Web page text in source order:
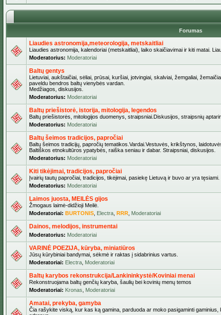
Forumas
Liaudies astronomija,meteorologija, metskaitliai
Liaudies astronomija, kalendoriai (metskaitliai), laiko skaičiavimai ir kiti matai.
Moderatorius: Moderatoriai
Baltų gentys
Lietuviai, aukštaičiai, sėliai, prūsai, kuršiai, jotvingiai, skalviai, žemgaliai,
paveldu bendros baltų vienybės vardan.
Medžiagos, diskusijos.
Moderatorius: Moderatoriai
Baltų priešistorė, istorija, mitologija, legendos
Baltų priešistorės, mitologijos duomenys, straipsniai.Diskusijos, straipsnių
Moderatorius: Moderatoriai
Baltų šeimos tradicijos, papročiai
Baltų šeimos tradicijų, papročių tematikos.Vardai.Vestuvės, krikštynos,
Baltiškos etnokultūros ypatybės, raiška seniau ir dabar. Straipsniai, diskusijos.
Moderatorius: Moderatoriai
Kiti tikėjimai, tradicijos, papročiai
Įvairių tautų papročiai, tradicijos, tikėjimai, pasiekę Lietuvą ir buvo ar yra tęsiami.
Moderatorius: Moderatoriai
Laimos juosta, MEILĖS gijos
Žmogaus laimė-didžioji Meilė.
Moderatoriai: BURTONIS Electra RRR Moderatoriai
Dainos, melodijos, instrumentai
Moderatorius: Moderatoriai
VARINĖ POEZIJA, kūryba, miniatiūros
Jūsų kūrybiniai bandymai, sėkmė ir raktas į sidabrinius vartus.
Moderatoriai: Electra Moderatoriai
Baltų karybos rekonstrukcija/Lankininkystė/Koviniai menai
Rekonstruojama baltų genčių karyba, šaulių bei kovinių menų temos
Moderatoriai: Kronas Moderatoriai
Amatai, prekyba, gamyba
Čia rašykite viską, kur kas ką gamina, parduoda ar moko pasigaminti